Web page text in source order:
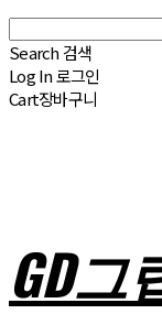
Search 검색
Log In로그인
Cart장바구니
GD